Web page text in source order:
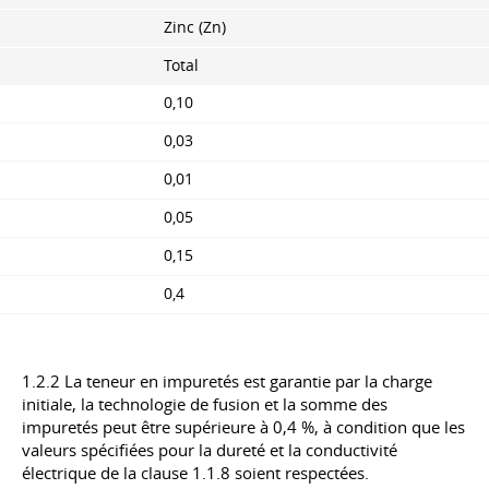
Zinc (Zn)
Total
0,10
0,03
0,01
0,05
0,15
0,4
1.2.2 La teneur en impuretés est garantie par la charge
initiale, la technologie de fusion et la somme des
impuretés peut être supérieure à 0,4 %, à condition que les
valeurs spécifiées pour la dureté et la conductivité
électrique de la clause 1.1.8 soient respectées.